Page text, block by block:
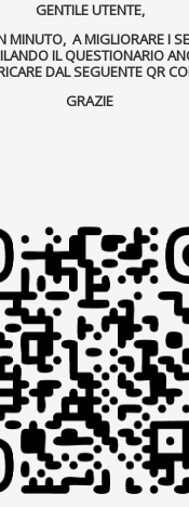
GENTILE UTENTE,
MINUTO, A MIGLIORARE I
IL QUESTIONARIO
DAL SEGUENTE QR
GRAZIE